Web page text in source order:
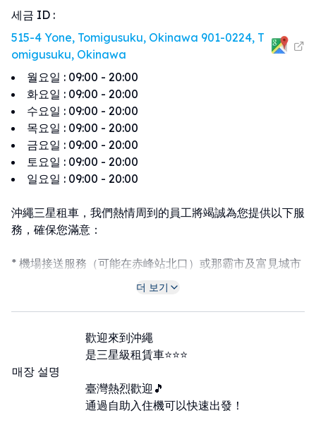
세금 ID :
515-4 Yone, Tomigusuku, Okinawa 901-0224, T
omigusuku, Okinawa
월요일 : 09:00 - 20:00
화요일 : 09:00 - 20:00
수요일 : 09:00 - 20:00
목요일 : 09:00 - 20:00
금요일 : 09:00 - 20:00
토요일 : 09:00 - 20:00
일요일 : 09:00 - 20:00
沖繩三星租車，我們熱情周到的員工將竭誠為您提供以下服
務，確保您滿意：
* 機場接送服務（可能在赤峰站北口）或那霸市及富見城市
* 每次使用後，使用100%純天然材質製成的「里山外套」
* 使用自助報到機，輕鬆快速地辦理取車續
期待您的預訂。
더 보기
매장 설명
歡迎來到沖繩
是三星級租賃車⭐⭐⭐
臺灣熱烈歡迎🎵
通過自助入住機可以快速出發！